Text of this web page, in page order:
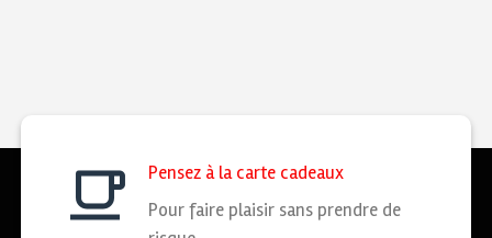
Pensez à la carte cadeaux
Pour faire plaisir sans prendre de